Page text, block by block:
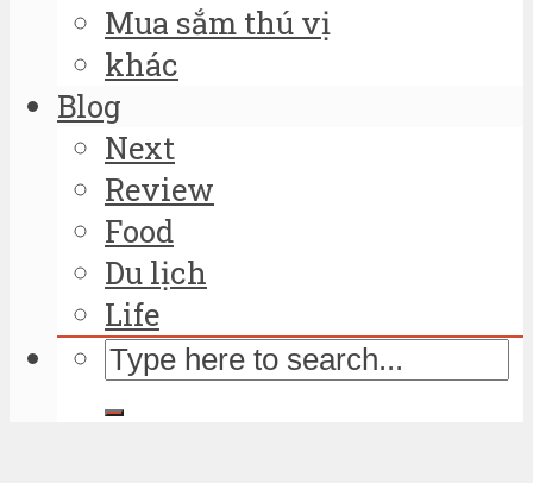
Mua sắm thú vị
khác
Blog
Next
Review
Food
Du lịch
Life